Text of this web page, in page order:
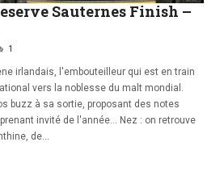
Sauternes Finish –
1
irlandais, l'embouteilleur qui est en train
vers la noblesse du malt mondial.
buzz à sa sortie, proposant des notes
invité de l'année... Nez : on retrouve
de...